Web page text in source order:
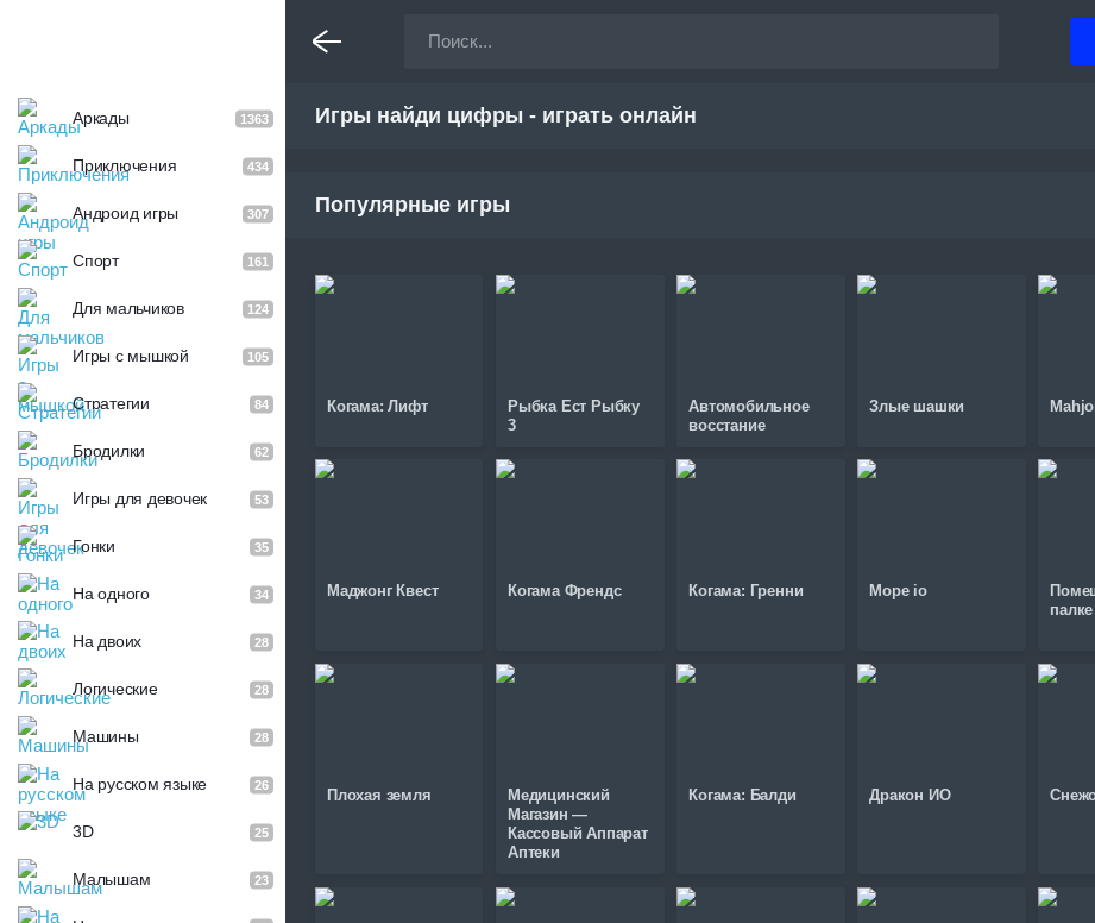
Аркады 1363
Приключения 434
Андроид игры 307
Спорт 161
Для мальчиков 124
Игры с мышкой 105
Стратегии 84
Бродилки 62
Игры для девочек 53
Гонки 35
На одного 34
На двоих 28
Логические 28
Машины 28
На русском языке 26
3D 25
Малышам 23
Игры найди цифры - играть онлайн
Популярные игры
Когама: Лифт
Рыбка Ест Рыбку
3
Автомобильное
восстание
Злые шашки
Маджонг Квест Когама Френдс Когама: Гренни Mope io
палке
Плохая земля
Медицинский
Магазин —
Кассовый Аппарат
Аптеки
Когама: Балди Дракон ИО